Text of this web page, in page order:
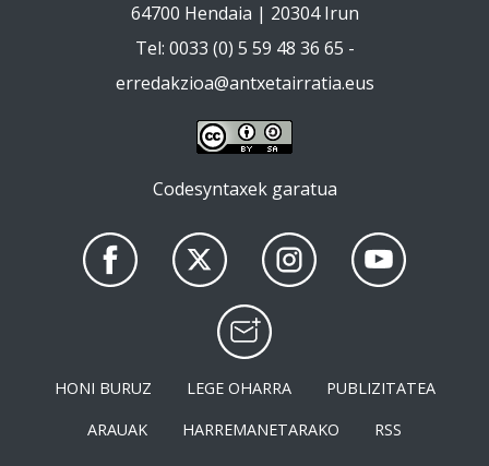
64700 Hendaia | 20304 Irun
Tel: 0033 (0) 5 59 48 36 65 -
erredakzioa@antxetairratia.eus
Codesyntaxek garatua
HONI BURUZ LEGE OHARRA
PUBLIZITATEA
ARAUAK
HARREMANETARAKO RSS